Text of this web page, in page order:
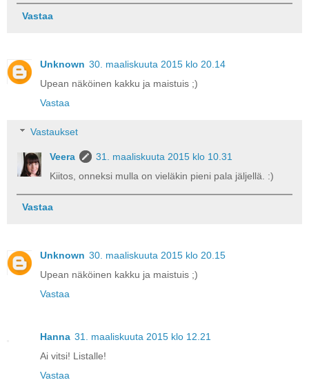
Vastaa
Unknown 30. maaliskuuta 2015 klo 20.14
Upean näköinen kakku ja maistuis ;)
Vastaa
Vastaukset
Veera
31. maaliskuuta 2015 klo 10.31
Kiitos, onneksi mulla on vieläkin pieni pala jäljellä. :)
Vastaa
Unknown 30. maaliskuuta 2015 klo 20.15
Upean näköinen kakku ja maistuis ;)
Vastaa
Hanna 31. maaliskuuta 2015 klo 12.21
Ai vitsi! Listalle!
Vastaa